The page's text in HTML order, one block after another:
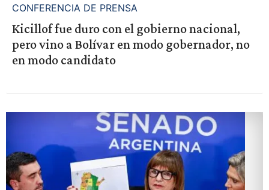
CONFERENCIA DE PRENSA
Kicillof fue duro con el gobierno nacional,
pero vino a Bolívar en modo gobernador, no
en modo candidato